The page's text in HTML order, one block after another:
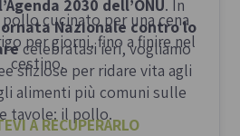
2030 dell’ONU. In
Nazionale contro lo
celebratasi ieri, vogliamo
sfiziose per ridare vita agli
alimenti più comuni sulle
tavole: il pollo.
cucinato per una cena
per giorni, fino a finire nel
cestino.
A RECUPERARLO